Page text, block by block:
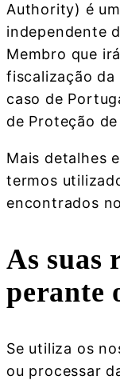
Authority) é
independente
Membro que
fiscalização da
caso de
de Proteção
Mais detalhes
termos
encontrados
As suas
perante
Se utiliza os
ou processar